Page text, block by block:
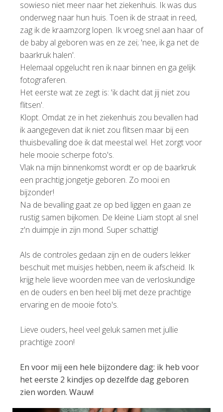
sowieso niet meer naar het ziekenhuis. Ik was dus
onderweg naar hun huis. Toen ik de straat in reed,
zag ik de kraamzorg lopen. Ik vroeg snel aan haar of
de baby al geboren was en ze zei; 'nee, ik ga net de
baarkruk halen'.
Helemaal opgelucht ren ik naar binnen en ga gelijk
fotograferen.
Het eerste wat ze zegt is: 'ik dacht dat jij niet zou
flitsen'.
Klopt. Omdat ze in het ziekenhuis zou bevallen had
ik aangegeven dat ik niet zou flitsen maar bij een
thuisbevalling doe ik dat meestal wel. Het zorgt voor
hele mooie scherpe foto's.
Vlak na mijn binnenkomst wordt er op de baarkruk
een prachtig jongetje geboren. Zo mooi en
bijzonder!
Na de bevalling gaat ze op bed liggen en gaan ze
rustig samen bijkomen. De kleine Liam stopt al snel
z'n duimpje in zijn mond. Super schattig!
Als de controles gedaan zijn en de ouders lekker
beschuit met muisjes hebben, neem ik afscheid. Ik
krijg hele lieve woorden mee van de verloskundige
en de ouders en ben heel blij met deze prachtige
ervaring en de mooie foto's.
Lieve ouders, heel veel geluk samen met jullie
prachtige zoon!
En voor mij een hele bijzondere dag: ik heb voor
het eerste 2 kindjes op dezelfde dag geboren
zien worden. Wauw!